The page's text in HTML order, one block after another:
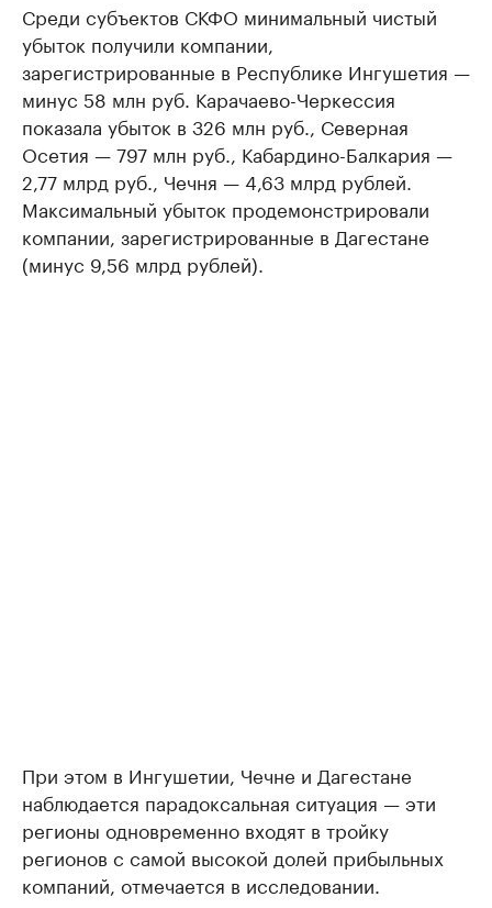
Среди субъектов СКФО минимальный чистый
убыток получили компании,
зарегистрированные в Республике Ингушетия —
минус 58 млн руб. Карачаево-Черкессия
показала убыток в 326 млн руб., Северная
Осетия — 797 млн руб., Кабардино-Балкария —
2,77 млрд руб., Чечня — 4,63 млрд рублей.
Максимальный убыток продемонстрировали
компании, зарегистрированные в Дагестане
(минус 9,56 млрд рублей).
При этом в Ингушетии, Чечне и Дагестане
наблюдается парадоксальная ситуация — эти
регионы одновременно входят в тройку
регионов с самой высокой долей прибыльных
компаний, отмечается в исследовании.